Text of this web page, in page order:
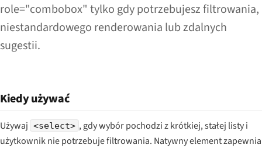
role="combobox" tylko gdy potrzebujesz filtrowania,
niestandardowego renderowania lub zdalnych
sugestii.
Kiedy używać
Używaj <select> , gdy wybór pochodzi z krótkiej, stałej listy i
użytkownik nie potrzebuje filtrowania. Natywny element zapewnia